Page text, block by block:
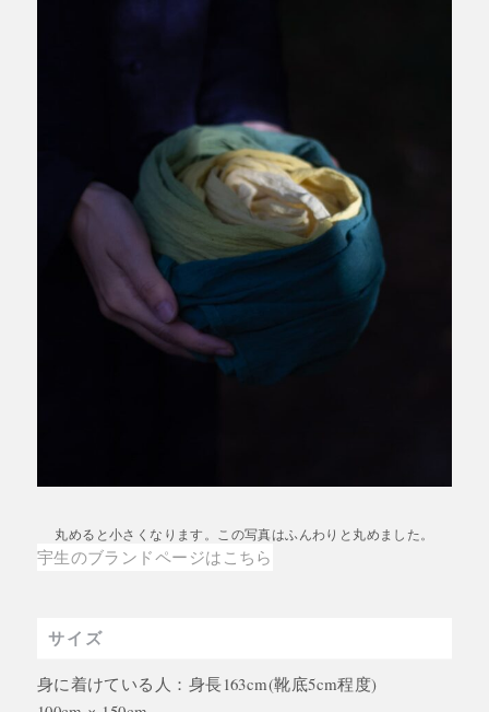
丸めると小さくなります。この写真はふんわりと丸めました。
宇生のブランドページはこちら
サイズ
身に着けている人：身長163cm(靴底5cm程度)